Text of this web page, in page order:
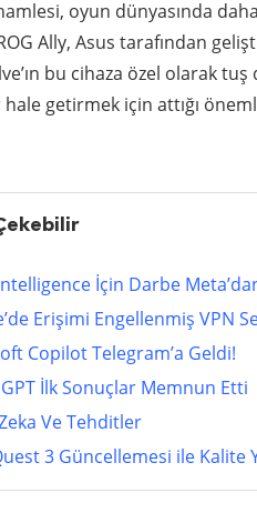
hamlesi, oyun dünyasında
Ally, Asus tarafından
bu cihaza özel olarak
hale getirmek için attığı
İçin Darbe
Erişimi Engellenmiş VPN
Copilot Telegram’a Geldi!
İlk Sonuçlar Memnun Etti
Ve Tehditler
3 Güncellemesi ile Kalite